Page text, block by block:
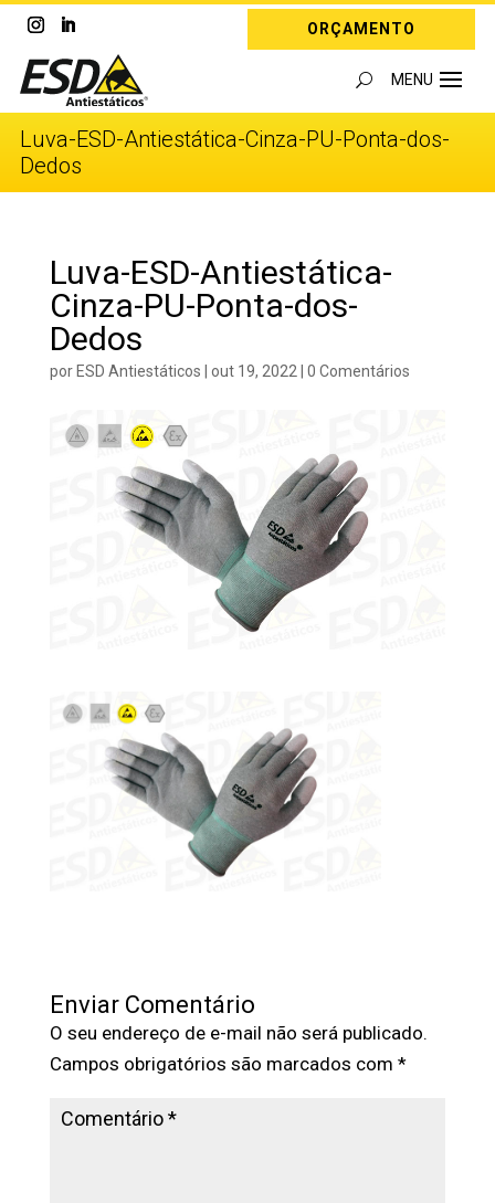
ORÇAMENTO
Luva-ESD-Antiestática-Cinza-PU-Ponta-dos-
Dedos
Luva-ESD-Antiestática-
Cinza-PU-Ponta-dos-
Dedos
porESD Antiestáticos | out 19, 2022 | 0 Comentários
Enviar Comentário
O seu endereço de e-mail não será publicado.
Campos obrigatórios são marcados com *